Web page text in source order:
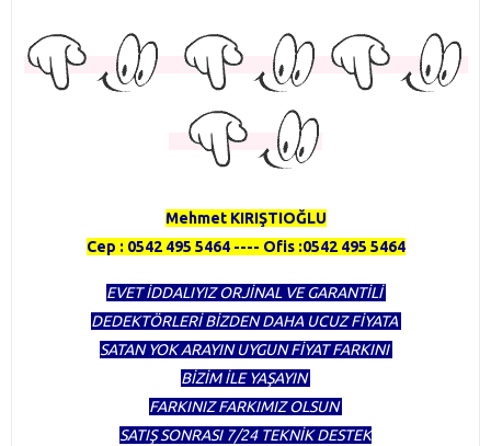
Mehmet KIRIŞTIOĞLU
Cep : 0542 495 5464 ---- Ofis :0542 495 5464
EVET İDDALIYIZ ORJİNAL VE GARANTİLİ
DEDEKTÖRLERİ BİZDEN DAHA UCUZ FİYATA
SATAN YOK ARAYIN UYGUN FİYAT FARKINI
BİZİM İLE YAŞAYIN
FARKINIZ FARKIMIZ OLSUN
SATIŞ SONRASI 7/24 TEKNİK DESTEK